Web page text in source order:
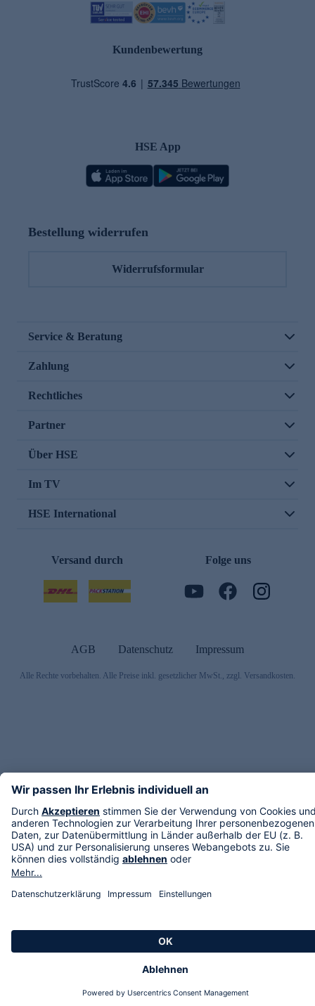
Kundenbewertung
HSE App
Bestellung widerrufen
Widerrufsformular
Service & Beratung
Zahlung
Rechtliches
Partner
Über HSE
Im TV
HSE International
Versand durch Folge uns
AGB Datenschutz Impressum
Alle Rechte vorbehalten. Alle Preise inkl. gesetzlicher MwSt., zzgl. Versandkosten.